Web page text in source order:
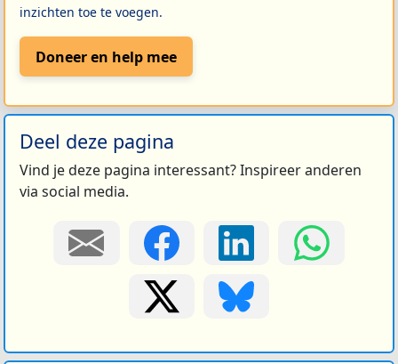
inzichten toe te voegen.
Doneer en help mee
Deel deze pagina
Vind je deze pagina interessant? Inspireer anderen
via social media.